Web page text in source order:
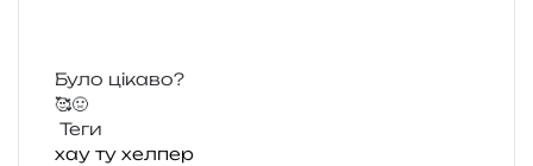
Було цікаво?
🥰🤢
Теги
хау ту хелпер